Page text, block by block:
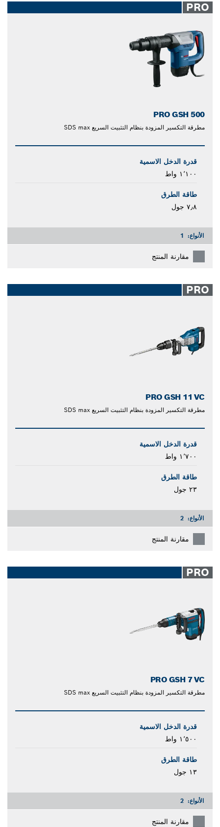
PRO
PRO GSH 500
مطرقة التكسير المزودة بنظام التثبيت السريع SDS max
قدرة الدخل الاسمية
١٬١٠٠ واط
طاقة الطرق
٧٫٨ جول
الأنواع: 1
مقارنة المنتج
PRO
PRO GSH 11 VC
مطرقة التكسير المزودة بنظام التثبيت السريع SDS max
قدرة الدخل الاسمية
١٬٧٠٠ واط
طاقة الطرق
٢٣ جول
الأنواع: 2
مقارنة المنتج
PRO
PRO GSH 7 VC
مطرقة التكسير المزودة بنظام التثبيت السريع SDS max
قدرة الدخل الاسمية
١٬٥٠٠ واط
طاقة الطرق
١٣ جول
الأنواع: 2
مقارنة المنتج